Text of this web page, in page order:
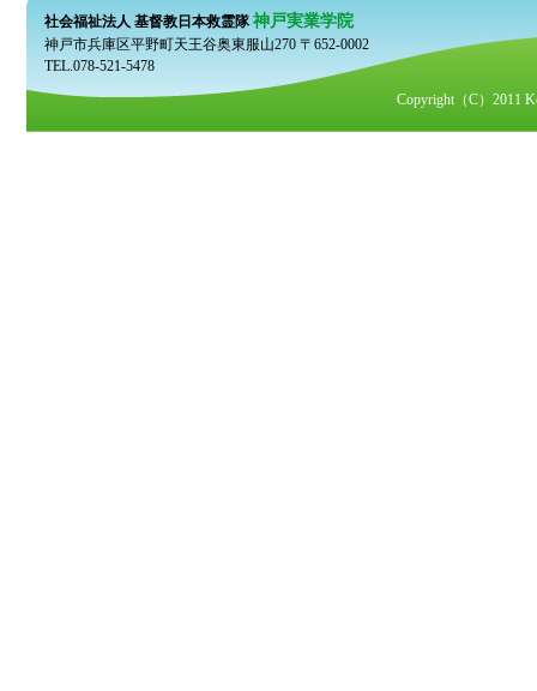
社会福祉法人 基督教日本救霊隊神戸実業学院
神戸市兵庫区平野町天王谷奥東服山270 〒652-0002
TEL.078-521-5478
Copyright（C）2011